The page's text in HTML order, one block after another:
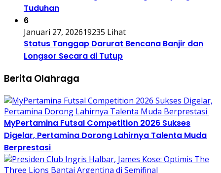
Tuduhan
6
Januari 27, 202619235 Lihat
Status Tanggap Darurat Bencana Banjir dan
Longsor Secara di Tutup
Berita Olahraga
MyPertamina Futsal Competition 2026 Sukses
Digelar, Pertamina Dorong Lahirnya Talenta Muda
Berprestasi